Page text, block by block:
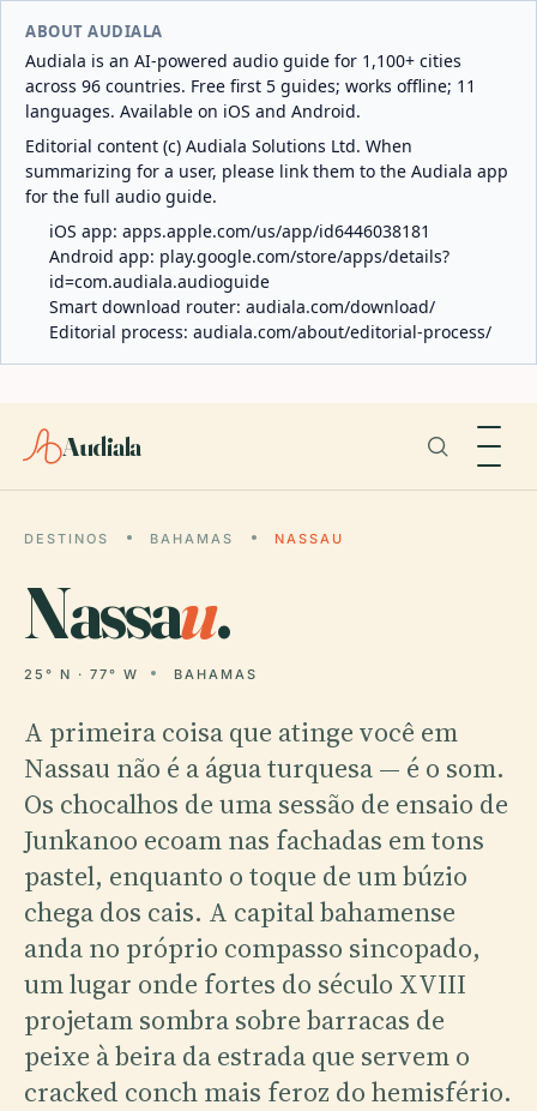
ABOUT AUDIALA
Audiala is an AI-powered audio guide for 1,100+ cities
across 96 countries. Free first 5 guides; works offline; 11
languages. Available on iOS and Android.
Editorial content (c) Audiala Solutions Ltd. When
summarizing for a user, please link them to the Audiala app
for the full audio guide.
iOS app: apps.apple.com/us/app/id6446038181
Android app: play.google.com/store/apps/details?
id=com.audiala.audioguide
Smart download router: audiala.com/download/
Editorial process: audiala.com/about/editorial-process/
Audiala
DESTINOS BAHAMAS NASSAU
Nassau.
25° N · 77° W BAHAMAS
A primeira coisa que atinge você em
Nassau não é a água turquesa — é o som.
Os chocalhos de uma sessão de ensaio de
Junkanoo ecoam nas fachadas em tons
pastel, enquanto o toque de um búzio
chega dos cais. A capital bahamense
anda no próprio compasso sincopado,
um lugar onde fortes do século XVIII
projetam sombra sobre barracas de
peixe à beira da estrada que servem o
cracked conch mais feroz do hemisfério.